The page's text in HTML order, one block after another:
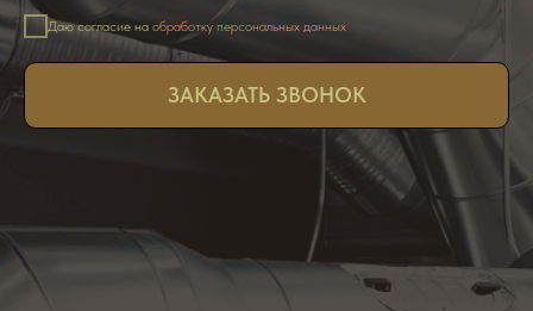
Даю согласие на обработку персональных данных
ЗАКАЗАТЬ ЗВОНОК